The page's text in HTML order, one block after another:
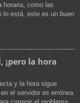
horaria, como las
lo está, este es un buen
¡pero la hora
y la hora sigue
el servidor es errónea.